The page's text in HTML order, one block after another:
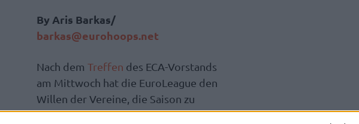
By Aris Barkas/
barkas@eurohoops.net
Nach dem Treffen des ECA-Vorstands
am Mittwoch hat die EuroLeague den
Willen der Vereine, die Saison zu
beenden neu entfacht. Dies bedeutet